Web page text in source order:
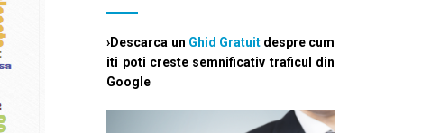
›Descarca un Ghid Gratuitdespre cum
iti poti creste semnificativ traficul din
Google